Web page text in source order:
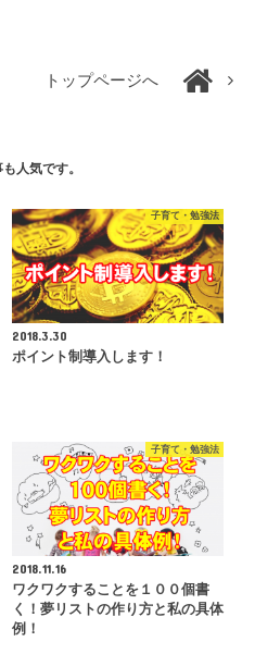
トップページへ
人気です。
子育て・勉強法
2018.3.30
ポイント制導入します！
子育て・勉強法
2018.11.16
ワクワクすることを１００個書
く！夢リストの作り方と私の具体
例！